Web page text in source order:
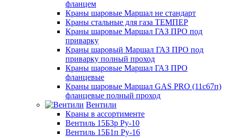
фланцем
Краны шаровые Маршал не стандарт
Краны стальные для газа ТЕМПЕР
Краны шаровые Маршал ГАЗ ПРО под
приварку
Краны шаровый Маршал ГАЗ ПРО под
приварку полный проход
Краны шаровые Маршал ГАЗ ПРО
фланцевые
Краны шаровые Маршал GAS PRO (11с67п)
фланцевые полный проход
Вентили
Краны в ассортименте
Вентиль 15Б3р Ру-10
Вентиль 15Б1п Ру-16